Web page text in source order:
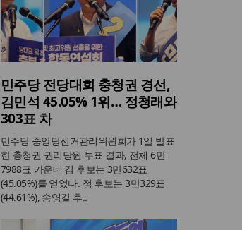
민주당 전당대회 충청권 경선,
김민석 45.05% 1위… 정청래와
303표 차
민주당 중앙당선거관리위원회가 1일 발표
한 충청권 권리당원 투표 결과, 전체 6만
7988표 가운데 김 후보는 3만632표
(45.05%)를 얻었다. 정 후보는 3만329표
(44.61%), 송영길 후..